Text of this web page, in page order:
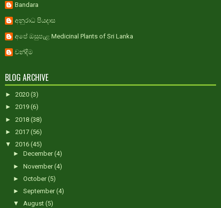
Bandara
අනුරාධ පියදාස
අපේ ඔසුපැළ Medicinal Plants of Sri Lanka
චන්දිම
BLOG ARCHIVE
► 2020 (3)
► 2019 (6)
► 2018 (38)
► 2017 (56)
▼ 2016 (45)
► December(4)
► November(4)
► October(5)
► September(4)
▼ August (5)